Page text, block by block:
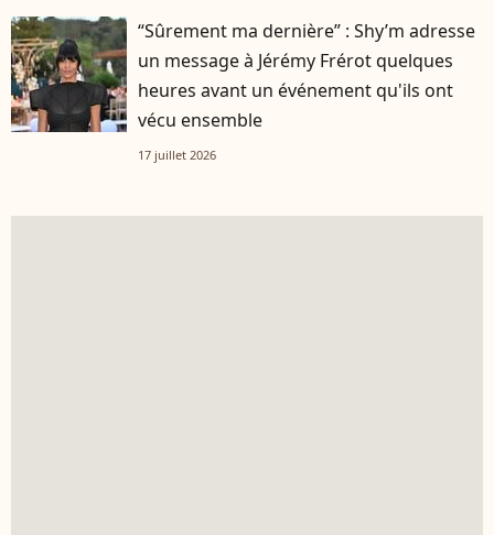
“Sûrement ma dernière” : Shy’m adresse
un message à Jérémy Frérot quelques
heures avant un événement qu'ils ont
vécu ensemble
17 juillet 2026